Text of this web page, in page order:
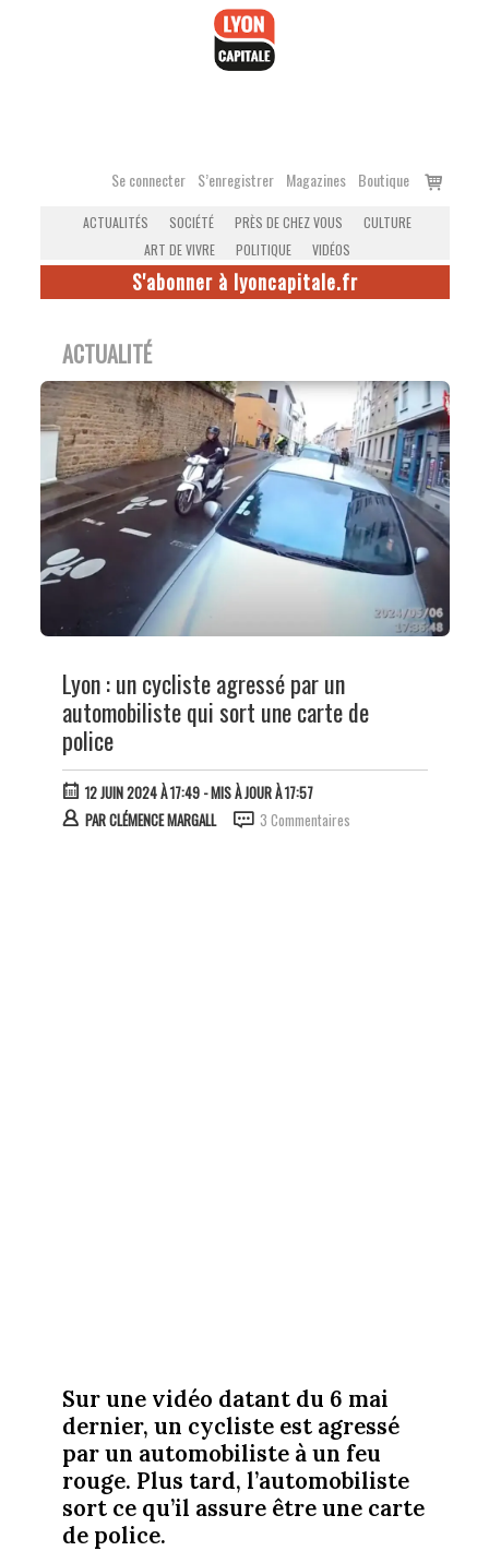
Se connecter S’enregistrer Magazines Boutique
Voir
ACTUALITÉS SOCIÉTÉ PRÈS DE CHEZ VOUS
CULTURE
ART DE VIVRE
POLITIQUE VIDÉOS
S'abonner à lyoncapitale.fr
ACTUALITÉ
Lyon : un cycliste agressé par un
automobiliste qui sort une carte de
police
12 JUIN 2024 À 17:49- MIS À JOUR À 17:57
PARCLÉMENCE MARGALL 3 Commentaires
Sur une vidéo datant du 6 mai
dernier, un cycliste est agressé
par un automobiliste à un feu
rouge. Plus tard, l’automobiliste
sort ce qu’il assure être une carte
de police.